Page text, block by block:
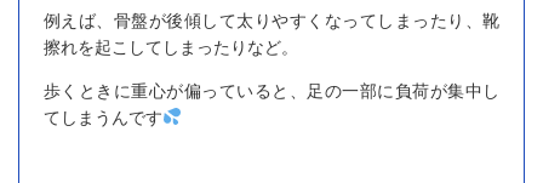
例えば、骨盤が後傾して太りやすくなってしまったり、靴
擦れを起こしてしまったりなど。
歩くときに重心が偏っていると、足の一部に負荷が集中し
てしまうんです